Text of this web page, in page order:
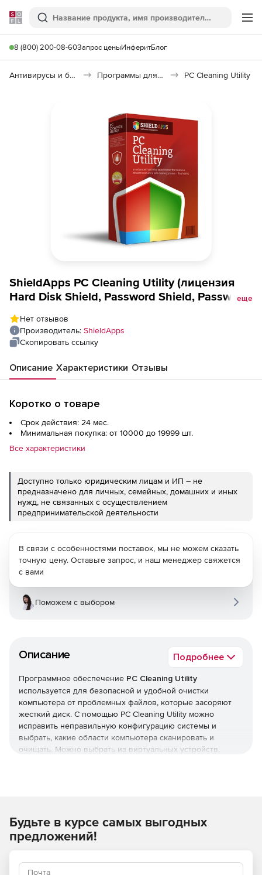
Softline
Поиск
8 (800) 200-08-60Запрос ценыИнферитБлог
Антивирусы и безопасность Программы для удаления информации PC Cleaning Utility
ShieldApps PC Cleaning Utility (лицензия
Hard Disk Shield, Password Shield, Password
Количество пользователей на 2 года
еще
Нет отзывов
Производитель: ShieldApps
Скопировать ссылку
Описание Характеристики Отзывы
Коротко о товаре
Срок действия: 24 мес.
Минимальная покупка: от 10000 до 19999 шт.
Все характеристики
Доступно только юридическим лицам и ИП – не
предназначено для личных, семейных, домашних и иных
нужд, не связанных с осуществлением
предпринимательской деятельности
Описание Подробнее
Программное обеспечение PC Cleaning Utility
используется для безопасной и удобной очистки
компьютера от проблемных файлов, которые засоряют
жесткий диск. С помощью PC Cleaning Utility можно
исправить неправильную конфигурацию системы и
выбрать, какие области компьютера сканировать и
очищать. Можно выбрать из виртуальных устройств,
программа работает бесперебойно и не повреждает
системные файлы.
В связи с особенностями поставок, мы не можем сказать
точную цену. Оставьте запрос, и наш менеджер свяжется
с вами
Поможем с выбором
Будьте в курсе самых выгодных
предложений!